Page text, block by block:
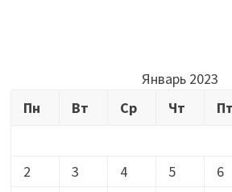
Январь 2023
Пн
Вт Ср Чт Пт
2
3 4 5 6